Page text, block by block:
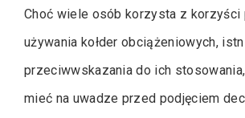
Choć wiele osób korzysta z korzyści
używania kołder obciążeniowych,
przeciwwskazania do ich
mieć na uwadze przed podjęciem